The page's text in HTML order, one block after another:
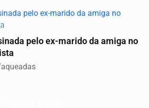
pelo ex-marido da amiga no